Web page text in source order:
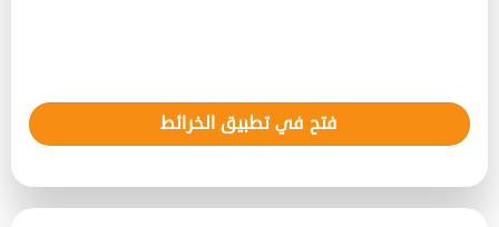
فتح في تطبيق الخرائط